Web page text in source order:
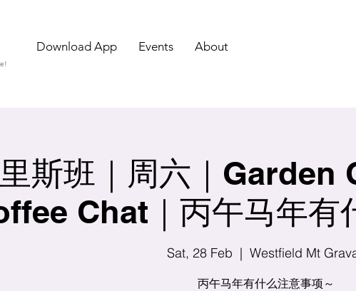
Download App Events About
斯班｜周六｜Garden
Chat｜丙午马年有
Sat, 28 Feb
  |
Westfield Mt
丙午马年有什么注意事项～